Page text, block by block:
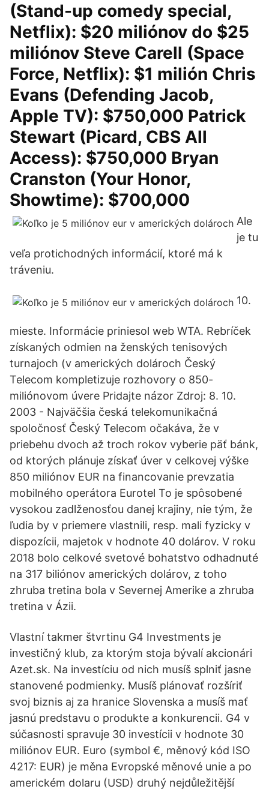
(Stand-up comedy special,
Netflix): $20 miliónov do $25
miliónov Steve Carell (Space
Force, Netflix): $1 milión Chris
Evans (Defending Jacob,
Apple TV): $750,000 Patrick
Stewart (Picard, CBS All
Access): $750,000 Bryan
Cranston (Your Honor,
Showtime): $700,000
Ale
je tu
veľa protichodných informácií, ktoré má k
tráveniu.
10.
mieste. Informácie priniesol web WTA. Rebríček
získaných odmien na ženských tenisových
turnajoch (v amerických dolároch Český
Telecom kompletizuje rozhovory o 850-
miliónovom úvere Pridajte názor Zdroj: 8. 10.
2003 - Najväčšia česká telekomunikačná
spoločnosť Český Telecom očakáva, že v
priebehu dvoch až troch rokov vyberie päť bánk,
od ktorých plánuje získať úver v celkovej výške
850 miliónov EUR na financovanie prevzatia
mobilného operátora Eurotel To je spôsobené
vysokou zadlženosťou danej krajiny, nie tým, že
ľudia by v priemere vlastnili, resp. mali fyzicky v
dispozícii, majetok v hodnote 40 dolárov. V roku
2018 bolo celkové svetové bohatstvo odhadnuté
na 317 biliónov amerických dolárov, z toho
zhruba tretina bola v Severnej Amerike a zhruba
tretina v Ázii.
Vlastní takmer štvrtinu G4 Investments je
investičný klub, za ktorým stoja bývalí akcionári
Azet.sk. Na investíciu od nich musíš splniť jasne
stanovené podmienky. Musíš plánovať rozšíriť
svoj biznis aj za hranice Slovenska a musíš mať
jasnú predstavu o produkte a konkurencii. G4 v
súčasnosti spravuje 30 investícii v hodnote 30
miliónov EUR. Euro (symbol €, měnový kód ISO
4217: EUR) je měna Evropské měnové unie a po
americkém dolaru (USD) druhý nejdůležitější